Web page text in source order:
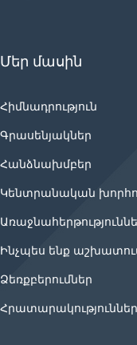
Մեր մասին
Հիմնադրություն
Գրասենյակներ
Հանձնախմբեր
Կենտրանական
Ինչպես ենք
Ձեռքբերումներ
Հրատարակություններ